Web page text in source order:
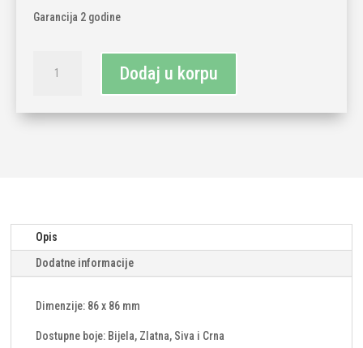
Garancija 2 godine
WAVE
panel
Dodaj u korpu
Opis
Dodatne informacije
Dimenzije: 86 x 86 mm
Dostupne boje: Bijela, Zlatna, Siva i Crna